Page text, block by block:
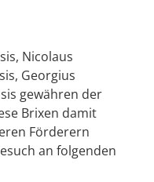
Nicolaus
Georgius
gewähren der
Brixen damit
Förderern
an folgenden